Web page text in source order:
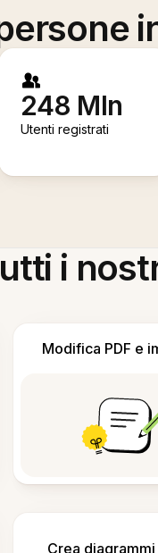
248 Mln
Utenti registrati
i
Modifica PDF e
Crea